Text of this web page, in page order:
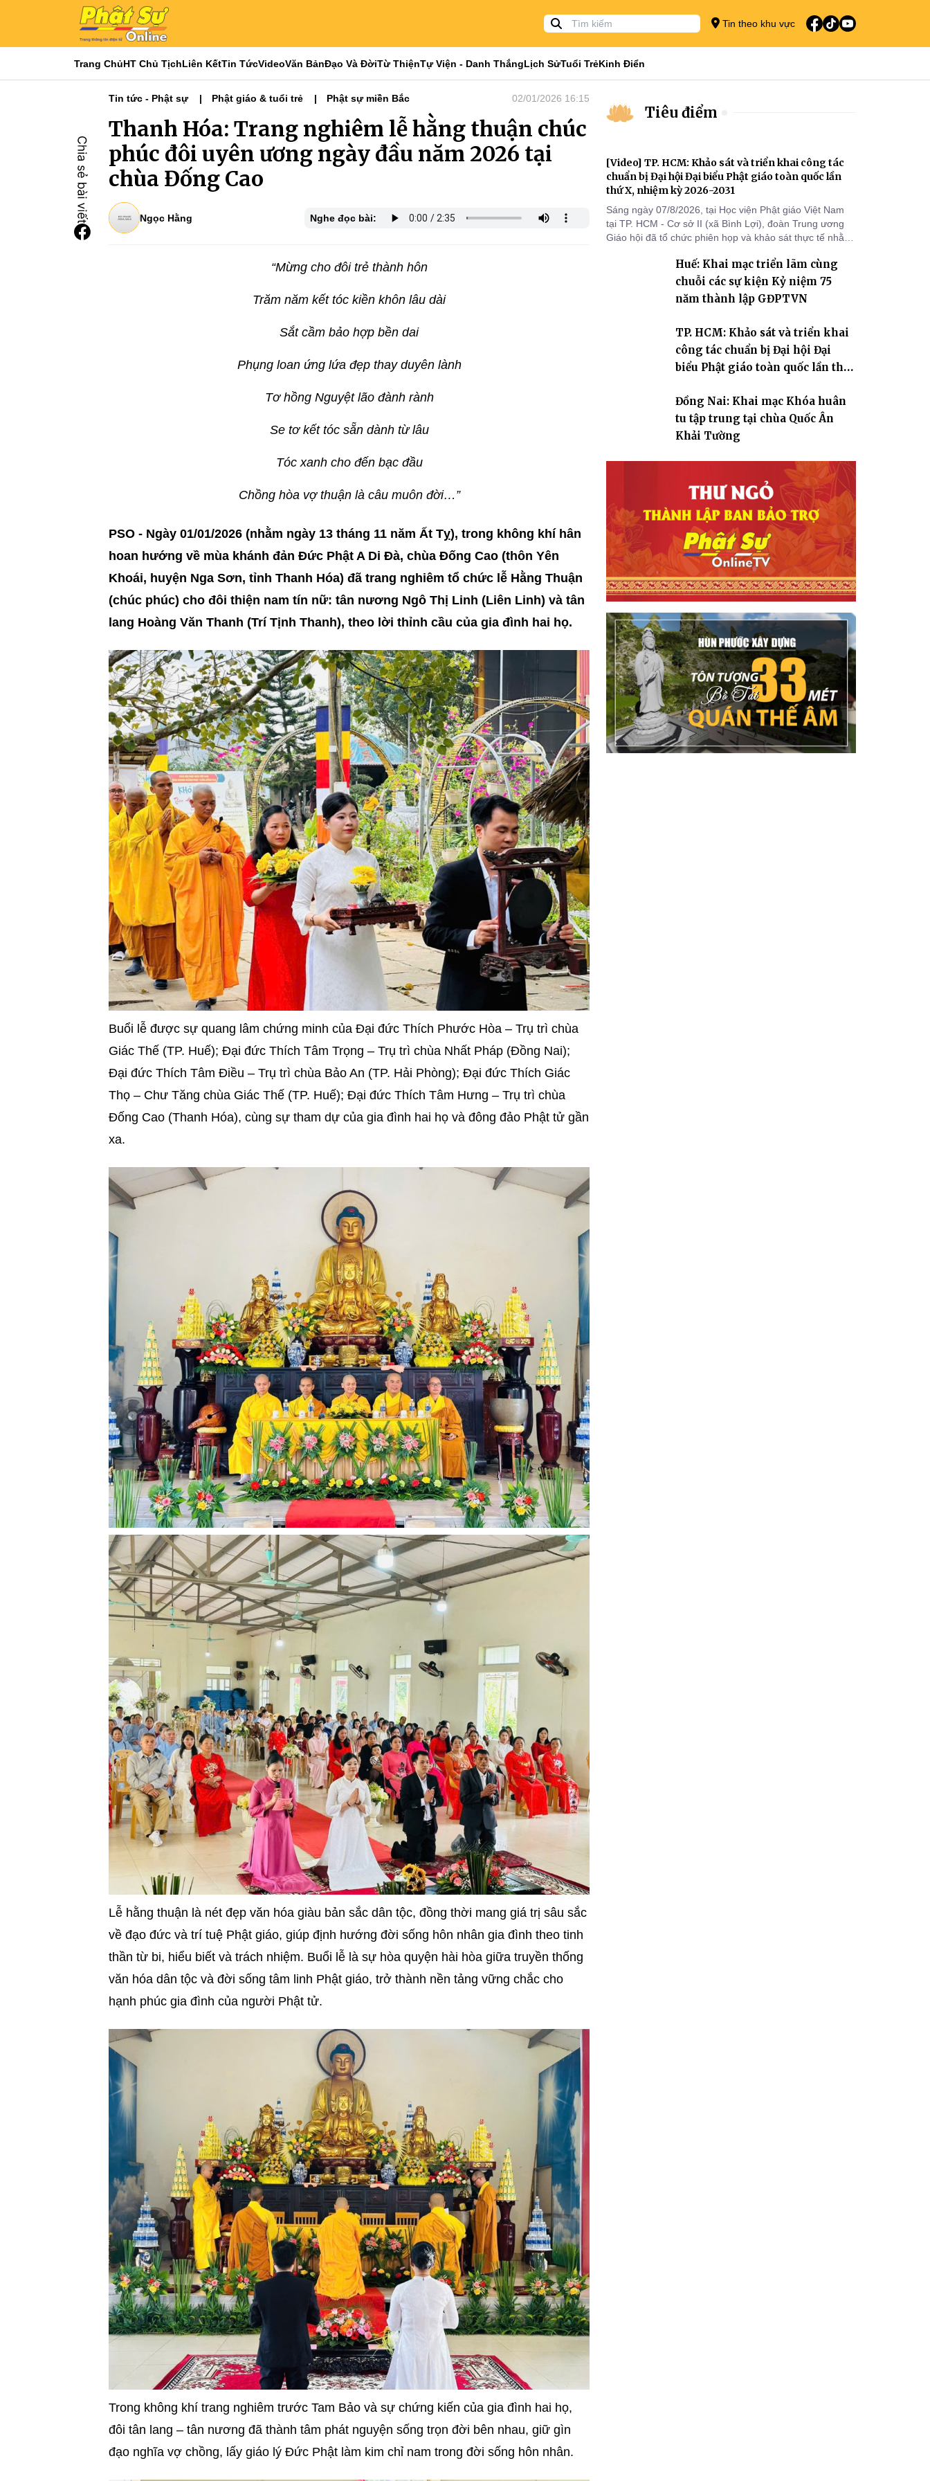
Tin theo khu vực
Trang ChủHT Chủ TịchLiên KếtTin TứcVideoVăn BảnĐạo Và ĐờiTừ ThiệnTự Viện - Danh ThắngLịch SửTuổi TrẻKinh Điển
Tin tức - Phật sự Phật giáo & tuổi trẻ Phật sự miền Bắc 02/01/2026 16:15
Thanh Hóa: Trang nghiêm lễ hằng thuận chúc
phúc đôi uyên ương ngày đầu năm 2026 tại
chùa Đống Cao
Ngọc Hằng Nghe đọc bài:
“Mừng cho đôi trẻ thành hôn
Trăm năm kết tóc kiền khôn lâu dài
Sắt cầm bảo hợp bền dai
Phụng loan ứng lứa đẹp thay duyên lành
Tơ hồng Nguyệt lão đành rành
Se tơ kết tóc sẵn dành từ lâu
Tóc xanh cho đến bạc đầu
Chồng hòa vợ thuận là câu muôn đời…”
PSO - Ngày 01/01/2026 (nhằm ngày 13 tháng 11 năm Ất Tỵ), trong không khí hân
hoan hướng về mùa khánh đản Đức Phật A Di Đà, chùa Đống Cao (thôn Yên
Khoái, huyện Nga Sơn, tỉnh Thanh Hóa) đã trang nghiêm tổ chức lễ Hằng Thuận
(chúc phúc) cho đôi thiện nam tín nữ: tân nương Ngô Thị Linh (Liên Linh) và tân
lang Hoàng Văn Thanh (Trí Tịnh Thanh), theo lời thỉnh cầu của gia đình hai họ.
Buổi lễ được sự quang lâm chứng minh của Đại đức Thích Phước Hòa – Trụ trì chùa
Giác Thế (TP. Huế); Đại đức Thích Tâm Trọng – Trụ trì chùa Nhất Pháp (Đồng Nai);
Đại đức Thích Tâm Điều – Trụ trì chùa Bảo An (TP. Hải Phòng); Đại đức Thích Giác
Thọ – Chư Tăng chùa Giác Thế (TP. Huế); Đại đức Thích Tâm Hưng – Trụ trì chùa
Đống Cao (Thanh Hóa), cùng sự tham dự của gia đình hai họ và đông đảo Phật tử gần
xa.
Lễ hằng thuận là nét đẹp văn hóa giàu bản sắc dân tộc, đồng thời mang giá trị sâu sắc
về đạo đức và trí tuệ Phật giáo, giúp định hướng đời sống hôn nhân gia đình theo tinh
thần từ bi, hiểu biết và trách nhiệm. Buổi lễ là sự hòa quyện hài hòa giữa truyền thống
văn hóa dân tộc và đời sống tâm linh Phật giáo, trở thành nền tảng vững chắc cho
hạnh phúc gia đình của người Phật tử.
Trong không khí trang nghiêm trước Tam Bảo và sự chứng kiến của gia đình hai họ,
đôi tân lang – tân nương đã thành tâm phát nguyện sống trọn đời bên nhau, giữ gìn
đạo nghĩa vợ chồng, lấy giáo lý Đức Phật làm kim chỉ nam trong đời sống hôn nhân.
Tiêu điểm
[Video] TP. HCM: Khảo sát và triển khai công tác
chuẩn bị Đại hội Đại biểu Phật giáo toàn quốc lần
thứ X, nhiệm kỳ 2026-2031
Sáng ngày 07/8/2026, tại Học viện Phật giáo Việt Nam
tại TP. HCM - Cơ sở II (xã Bình Lợi), đoàn Trung ương
Giáo hội đã tổ chức phiên họp và khảo sát thực tế nhằm
toàn quốc lần thứ X, nhiệm kỳ 2026-2031.
Huế: Khai mạc triển lãm cùng
chuỗi các sự kiện Kỷ niệm 75
năm thành lập GĐPTVN
TP. HCM: Khảo sát và triển khai
công tác chuẩn bị Đại hội Đại
biểu Phật giáo toàn quốc lần thứ
Đồng Nai: Khai mạc Khóa huân
tu tập trung tại chùa Quốc Ân
Khải Tường